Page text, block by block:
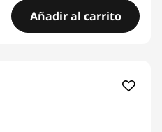
Añadir al carrito